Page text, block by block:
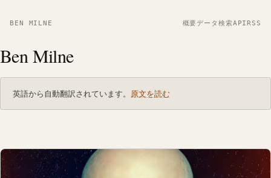
BEN MILNE 概要データ 検索APIRSS
Ben Milne
英語から自動翻訳されています。 原文を読む